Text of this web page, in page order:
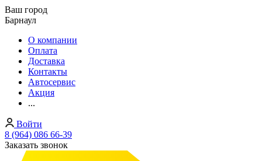
Ваш город
Барнаул
О компании
Оплата
Доставка
Контакты
Автосервис
Акция
...
Войти
8 (964) 086 66-39
Заказать звонок